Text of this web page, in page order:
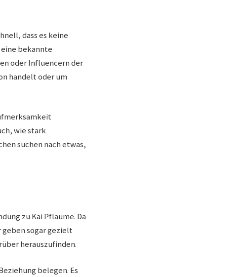
dass es keine
bekannte
oder Influencern der
handelt oder um
wie stark
suchen nach etwas,
zu Kai Pflaume. Da
sogar gezielt
herauszufinden.
belegen. Es